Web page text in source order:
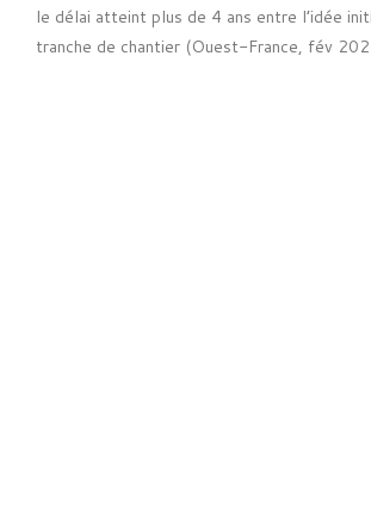
le délai atteint plus de 4 ans entre l’idée
tranche de chantier (Ouest-France, fév